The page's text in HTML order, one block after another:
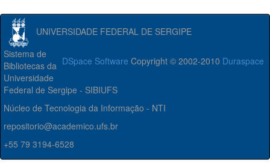
UNIVERSIDADE FEDERAL DE SERGIPE
DSpace Software Copyright © 2002-2010 Duraspace
Sistema de
Bibliotecas da
Universidade
Federal de Sergipe - SIBIUFS
Núcleo de Tecnologia da Informação - NTI
repositorio@academico.ufs.br
+55 79 3194-6528